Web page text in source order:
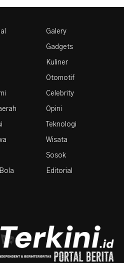
Galery
Gadgets
Kuliner
Otomotif
Celebrity
Opini
Teknologi
Wisata
Sosok
Editorial